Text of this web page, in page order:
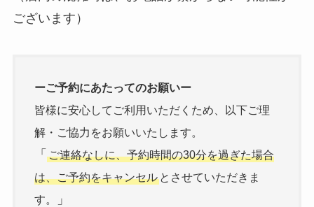
ございます）
ーご予約にあたってのお願いー
皆様に安心してご利用いただくため、以下ご理
解・ご協力をお願いいたします。
「 ご連絡なしに、予約時間の30分を過ぎた場合
は、ご予約をキャンセルとさせていただきま
す。
」